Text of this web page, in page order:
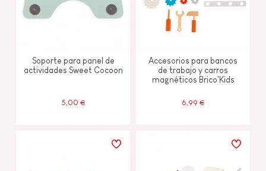
Soporte para panel de
actividades Sweet Cocoon
5,00 €
Accesorios para bancos
de trabajo y carros
magnéticos Brico'Kids
6,99 €